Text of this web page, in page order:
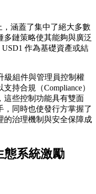
涵蓋了集中了絕大多數
多鏈策略使其能夠與廣泛
作為基礎資產或結
級組件與管理員控制權
持合規（Compliance）
這些控制功能具有雙面
，同時也使發行方掌握了
的治理機制與安全保障成
態系統激勵